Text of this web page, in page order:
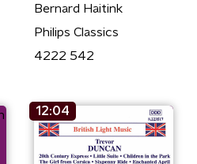
Bernard Haitink
Philips Classics
4222 542
12:04